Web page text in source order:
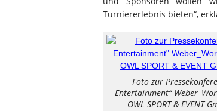
Turniererlebnis bieten“,
Foto zur
Entertainment“
OWL SPORT & EVENT